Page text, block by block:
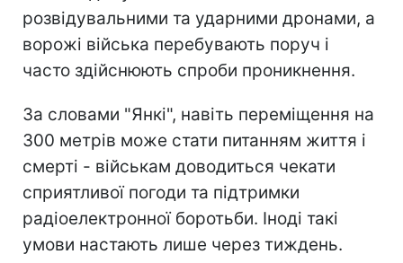
розвідувальними та ударними дронами, а
ворожі війська перебувають поруч і
часто здійснюють спроби проникнення.
За словами "Янкі", навіть переміщення на
300 метрів може стати питанням життя і
смерті - військам доводиться чекати
сприятливої погоди та підтримки
радіоелектронної боротьби. Іноді такі
умови настають лише через тиждень.